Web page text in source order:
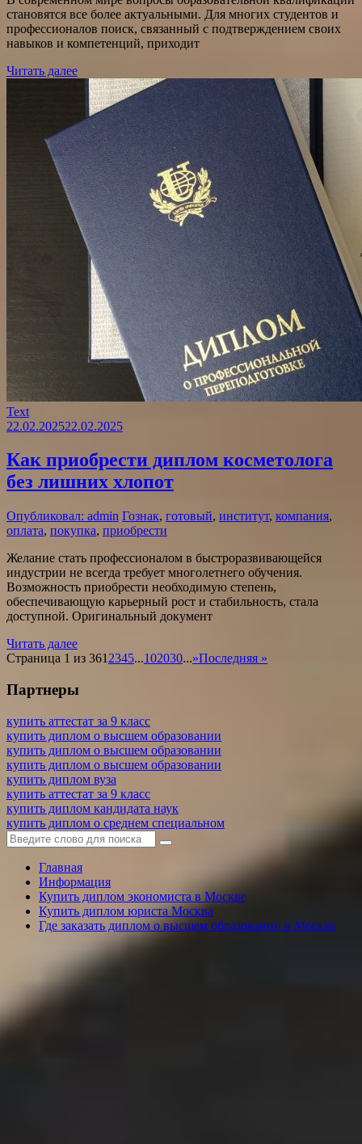
становятся все более актуальными. Для многих студентов и
профессионалов поиск, связанный с подтверждением своих
навыков и компетенций, приходит
Читать далее
Text
22.02.202522.02.2025
Как приобрести диплом косметолога
без лишних хлопот
Опубликовал: admin Гознак, готовый, институт, компания,
оплата, покупка, приобрести
Желание стать профессионалом в быстроразвивающейся
индустрии не всегда требует многолетнего обучения.
Возможность приобрести необходимую степень,
обеспечивающую карьерный рост и стабильность, стала
доступной. Оригинальный документ
Читать далее
Страница 1 из 361 2345...102030...»Последняя »
Партнеры
купить аттестат за 9 класс
купить диплом о высшем образовании
купить диплом о высшем образовании
купить диплом о высшем образовании
купить диплом вуза
купить аттестат за 9 класс
купить диплом кандидата наук
купить диплом о среднем специальном
Главная
Информация
Купить диплом экономиста в Москве
Купить диплом юриста Москва
Где заказать диплом о высшем образовании в Москве